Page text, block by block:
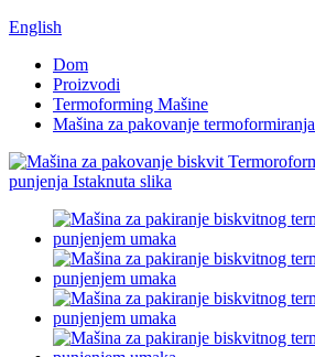
English
Dom
Proizvodi
Termoforming Mašine
Mašina za pakovanje termoformiranja